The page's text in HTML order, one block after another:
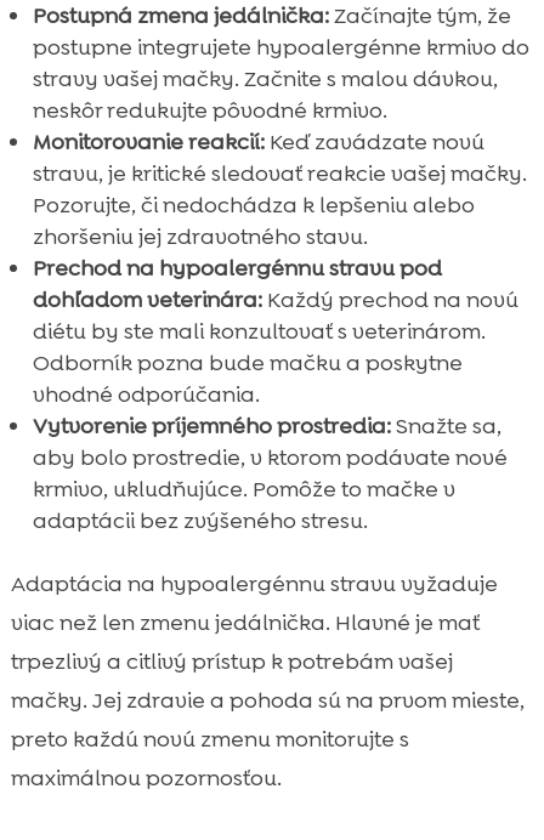
Postupná zmena jedálnička:Začínajte tým, že
postupne integrujete hypoalergénne krmivo do
stravy vašej mačky. Začnite s malou dávkou,
neskôr redukujte pôvodné krmivo.
Monitorovanie reakcií:Keď zavádzate novú
stravu, je kritické sledovať reakcie vašej mačky.
Pozorujte, či nedochádza k lepšeniu alebo
zhoršeniu jej zdravotného stavu.
Prechod na hypoalergénnu stravu pod
dohľadom veterinára:Každý prechod na novú
diétu by ste mali konzultovať s veterinárom.
Odborník pozna bude mačku a poskytne
vhodné odporúčania.
Vytvorenie príjemného prostredia:Snažte sa,
aby bolo prostredie, v ktorom podávate nové
krmivo, ukludňujúce. Pomôže to mačke v
adaptácii bez zvýšeného stresu.
Adaptácia na hypoalergénnu stravu vyžaduje
viac než len zmenu jedálnička. Hlavné je mať
trpezlivý a citlivý prístup k potrebám vašej
mačky. Jej zdravie a pohoda sú na prvom mieste,
preto každú novú zmenu monitorujte s
maximálnou pozornosťou.